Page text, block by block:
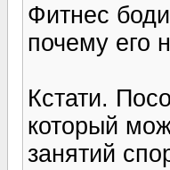
Фитнес
почему его
Кстати.
который
занятий